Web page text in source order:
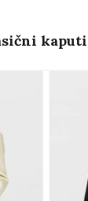
kaputi